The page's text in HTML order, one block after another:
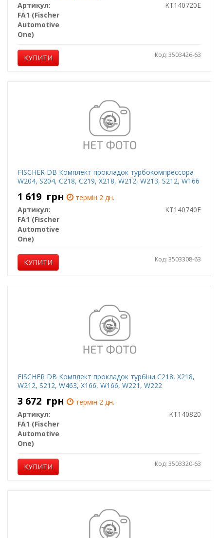
Артикул:
KT140720E
FA1 (Fischer
Automotive
One)
КУПИТИ Код: 3503426-63
FISCHER DB Комплект прокладок турбокомпрессора
W204, S204, C218, C219, X218, W212, W213, S212, W166
1 619 грн
термін 2 дн.
Артикул:
KT140740E
FA1 (Fischer
Automotive
One)
КУПИТИ Код: 3503308-63
FISCHER DB Комплект прокладок турбіни C218, X218,
W212, S212, W463, X166, W166, W221, W222
3 672 грн
термін 2 дн.
Артикул:
KT140820
FA1 (Fischer
Automotive
One)
КУПИТИ Код: 3503320-63